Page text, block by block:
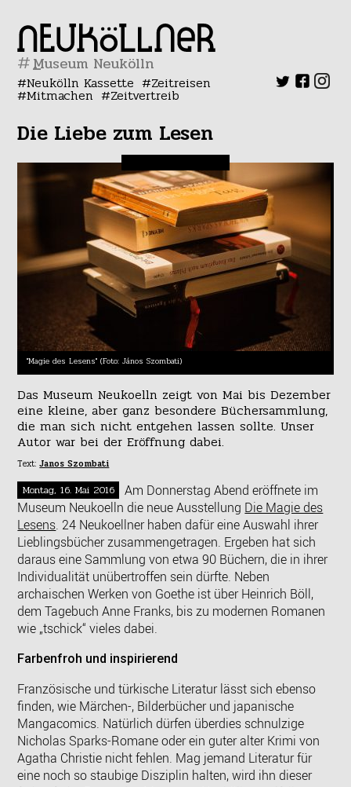
#
Neukölln Kassette Zeitreisen
Mitmachen Zeitvertreib
Die Liebe zum Lesen
"Magie des Lesens" (Foto: János Szombati)
Das Museum Neukoelln zeigt von Mai bis Dezember
eine kleine, aber ganz besondere Büchersammlung,
die man sich nicht entgehen lassen sollte. Unser
Autor war bei der Eröffnung dabei.
Text:Janos Szombati
Montag, 16. Mai 2016
Am Donnerstag Abend eröffnete im
Museum Neukoelln die neue Ausstellung Die Magie des
Lesens. 24 Neukoellner haben dafür eine Auswahl ihrer
Lieblingsbücher zusammengetragen. Ergeben hat sich
daraus eine Sammlung von etwa 90 Büchern, die in ihrer
Individualität unübertroffen sein dürfte. Neben
archaischen Werken von Goethe ist über Heinrich Böll,
dem Tagebuch Anne Franks, bis zu modernen Romanen
wie „tschick“ vieles dabei.
Farbenfroh und inspirierend
Französische und türkische Literatur lässt sich ebenso
finden, wie Märchen-, Bilderbücher und japanische
Mangacomics. Natürlich dürfen überdies schnulzige
Nicholas Sparks-Romane oder ein guter alter Krimi von
Agatha Christie nicht fehlen. Mag jemand Literatur für
eine noch so staubige Disziplin halten, wird ihn dieser